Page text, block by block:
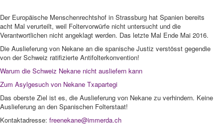
Der Europäische Menschenrechtshof in Strassburg hat Spanien bereits
acht Mal verurteilt, weil Foltervorwürfe nicht untersucht und die
Verantwortlichen nicht angeklagt werden. Das letzte Mal Ende Mai 2016.
Die Auslieferung von Nekane an die spanische Justiz verstösst gegendie
von der Schweiz ratifizierte Antifolterkonvention!
Warum die Schweiz Nekane nicht ausliefern kann
Zum Asylgesuch von Nekane Txapartegi
Das oberste Ziel ist es, die Auslieferung von Nekane zu verhindern. Keine
Auslieferung an den Spanischen Folterstaat!
Kontaktadresse: freenekane@immerda.ch